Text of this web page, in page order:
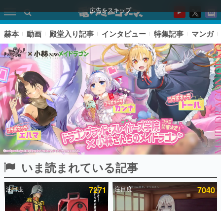
広告をスキップ
ピックアップ
電ファミのいま読まれている記事ランキング
赫本 動画 殿堂入り記事 インタビュー 特集記事 マンガ
いま読まれている記事
注目度 7271 注目度 7040